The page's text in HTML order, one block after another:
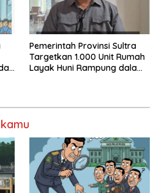
Pemerintah Provinsi Sultra
Targetkan 1.000 Unit Rumah
Layak Huni Rampung dalam